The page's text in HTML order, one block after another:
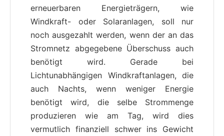
erneuerbaren Energieträgern, wie
Windkraft- oder Solaranlagen, soll nur
noch ausgezahlt werden, wenn der an das
Stromnetz abgegebene Überschuss auch
benötigt wird. Gerade bei
Lichtunabhängigen Windkraftanlagen, die
auch Nachts, wenn weniger Energie
benötigt wird, die selbe Strommenge
produzieren wie am Tag, wird dies
vermutlich finanziell schwer ins Gewicht